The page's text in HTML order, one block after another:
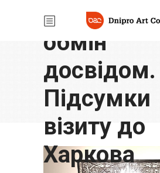
обмін
досвідом.
Підсумки
візиту до
Харкова